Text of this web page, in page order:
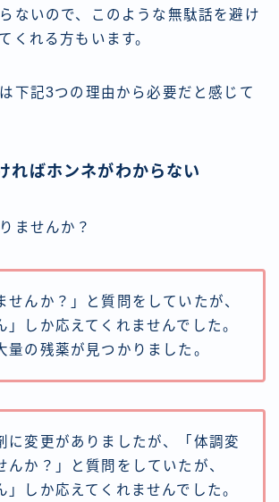
ないので、このような無駄話を避け
くれる方もいます。
下記3つの理由から必要だと感じて
ればホンネがわからない
ませんか？
せんか？」と質問をしていたが、
」しか応えてくれませんでした。
量の残薬が見つかりました。
に変更がありましたが、「体調変
んか？」と質問をしていたが、
」しか応えてくれませんでした。